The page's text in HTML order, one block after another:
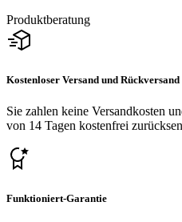
Produktberatung
Kostenloser Versand und Rückversand
Sie zahlen keine Versandkosten
von 14 Tagen kostenfrei
Funktioniert-Garantie